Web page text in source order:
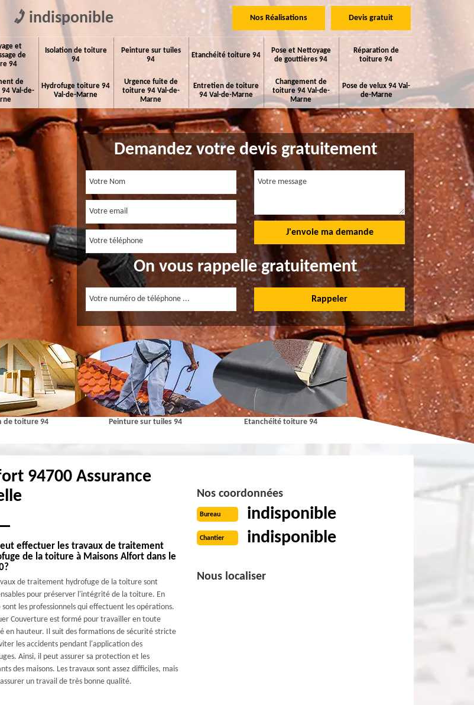
indisponible Nos Réalisations Devis gratuit
et
de
94
Isolation de toiture
94
Peinture sur tuiles
94
Etanchéité toiture 94
Pose et Nettoyage
de gouttières 94
Réparation de
toiture 94
de
Val-de-
Hydrofuge toiture 94
Val-de-Marne
Urgence fuite de
toiture 94 Val-de-
Marne
Entretien de toiture
94 Val-de-Marne
Changement de
toiture 94 Val-de-
Marne
Pose de velux 94 Val-
de-Marne
Demandez votre devis gratuitement
On vous rappelle gratuitement
de toiture 94 Peinture sur tuiles 94 Etanchéité toiture 94 Pose et Nettoyage de gouttières
94700 Assurance
effectuer les travaux de traitement
de la toiture à Maisons Alfort dans le
de traitement hydrofuge de la toiture sont
pour préserver l'intégrité de la toiture. En
les professionnels qui effectuent les opérations.
Couverture est formé pour travailler en toute
en hauteur. Il suit des formations de sécurité stricte
les accidents pendant l'application des
Ainsi, il peut assurer sa protection et les
des maisons. Les travaux sont assez difficiles, mais
un travail de très bonne qualité.
Nos coordonnées
Bureau indisponible
Chantier indisponible
Nous localiser